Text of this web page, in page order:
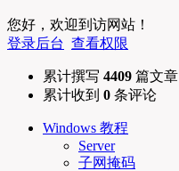
您好，欢迎到访网站！
登录后台 查看权限
累计撰写 4409 篇文章
累计收到 0 条评论
Windows 教程
Server
子网掩码